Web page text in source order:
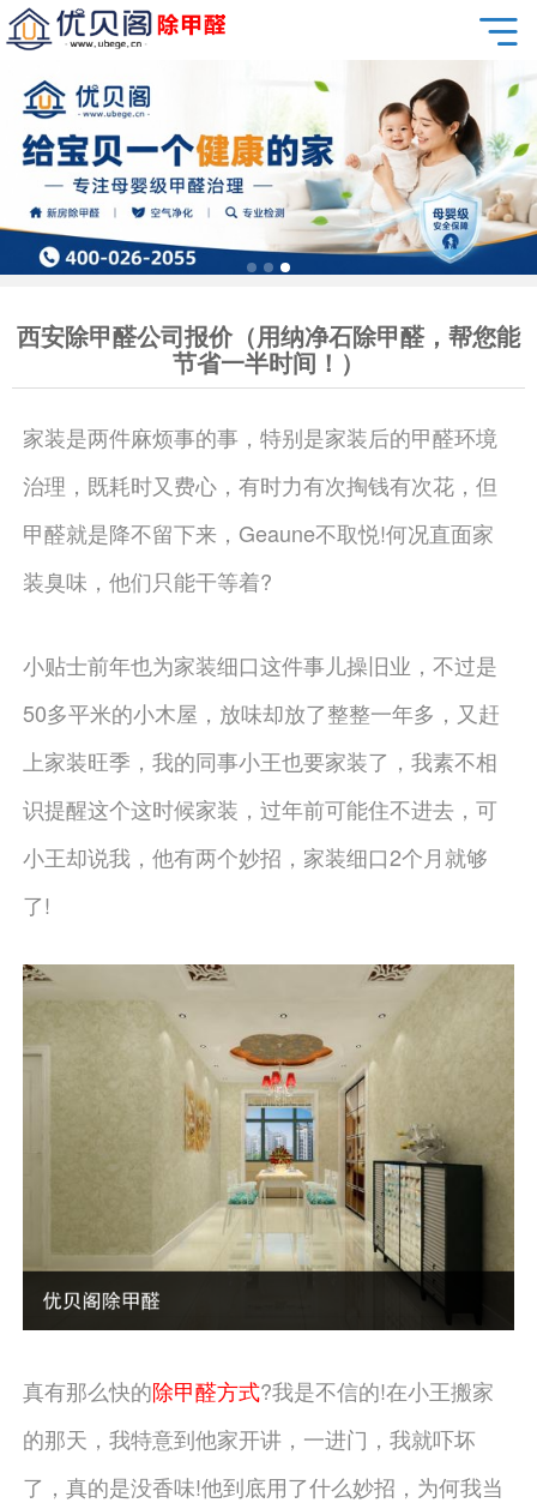
西安除甲醛公司报价（用纳净石除甲醛，帮您能
节省一半时间！）
家装是两件麻烦事的事，特别是家装后的甲醛环境
治理，既耗时又费心，有时力有次掏钱有次花，但
甲醛就是降不留下来，Geaune不取悦!何况直面家
装臭味，他们只能干等着?
小贴士前年也为家装细口这件事儿操旧业，不过是
50多平米的小木屋，放味却放了整整一年多，又赶
上家装旺季，我的同事小王也要家装了，我素不相
识提醒这个这时候家装，过年前可能住不进去，可
小王却说我，他有两个妙招，家装细口2个月就够
了!
真有那么快的除甲醛方式?我是不信的!在小王搬家
的那天，我特意到他家开讲，一进门，我就吓坏
了，真的是没香味!他到底用了什么妙招，为何我当